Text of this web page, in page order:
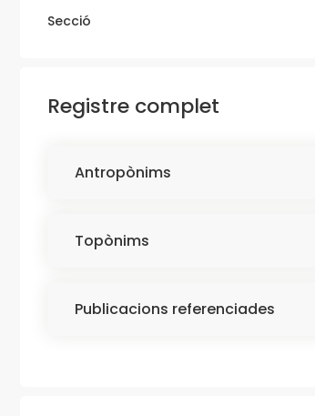
Secció
Registre complet
Antropònims
Topònims
Publicacions referenciades